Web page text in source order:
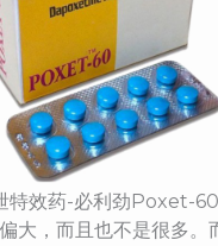
特效药-必利劲Poxet-60
大，而且也不是很多